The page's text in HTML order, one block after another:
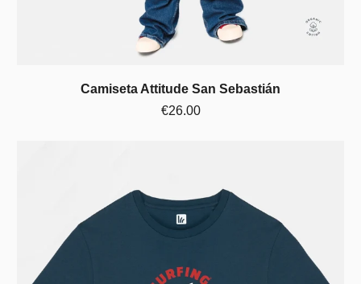
Camiseta Attitude San Sebastián
€26.00